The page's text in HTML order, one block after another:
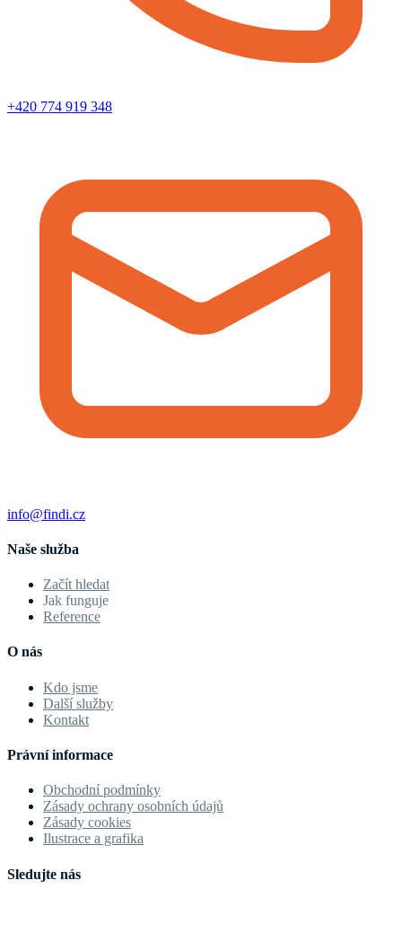
+420 774 919 348
info@findi.cz
Naše služba
Začít hledat
Jak funguje
Reference
O nás
Kdo jsme
Další služby
Kontakt
Právní informace
Obchodní podmínky
Zásady ochrany osobních údajů
Zásady cookies
Ilustrace a grafika
Sledujte nás